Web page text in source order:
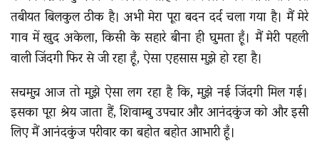
तबीयत बिलकुल ठीक है। अभी मेरा पूरा बदन दर्द चला गया है। मैं मेरे
गाव में खुद अकेला, किसी के सहारे बीना ही घुमता हूँ। मैं मेरी पहली
वाली जिंदगी फिर से जी रहा हूँ, ऐसा एहसास मुझे हो रहा है।
सचमुच आज तो मुझे ऐसा लग रहा है कि, मुझे नई जिंदगी मिल गई।
इसका पूरा श्रेय जाता हैं, शिवाम्बु उपचार और आनंदकुंज को और इसी
लिए मैं आनंदकुंज परीवार का बहोत बहोत आभारी हूँ।